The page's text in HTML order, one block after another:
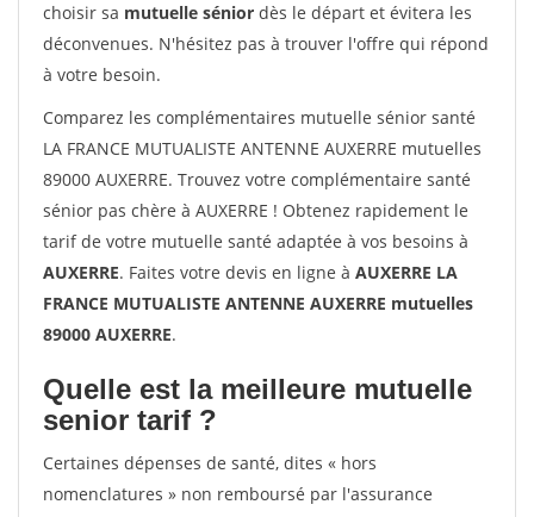
choisir sa mutuelle sénior dès le départ et évitera les
déconvenues. N'hésitez pas à trouver l'offre qui répond
à votre besoin.
Comparez les complémentaires mutuelle sénior santé
LA FRANCE MUTUALISTE ANTENNE AUXERRE mutuelles
89000 AUXERRE. Trouvez votre complémentaire santé
sénior pas chère à AUXERRE ! Obtenez rapidement le
tarif de votre mutuelle santé adaptée à vos besoins à
AUXERRE. Faites votre devis en ligne à AUXERRE LA
FRANCE MUTUALISTE ANTENNE AUXERRE mutuelles
89000 AUXERRE.
Quelle est la meilleure mutuelle
senior tarif ?
Certaines dépenses de santé, dites « hors
nomenclatures » non remboursé par l'assurance